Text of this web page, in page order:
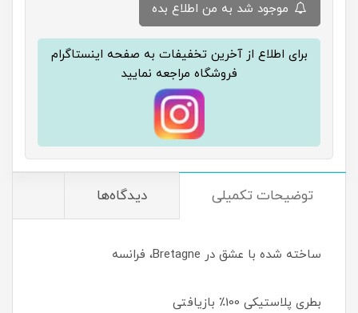
برای اطلاع از آخرین تخفیفات به صفحه اینستاگرام
فروشگاه مراجعه نمایید
توضیحات تکمیلی دیدگاه‌ها
ساخته شده با عشق در Bretagne، فرانسه
بطری پلاستیکی 100٪ بازیافتی